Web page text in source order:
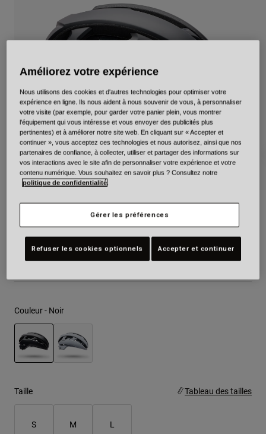
Motocross
Rétro
Pièces détachées
Voir tout
Route et Gravel
BMX
Pièces détachées
Voir tout
XR Spherical Solid
Article n°39215
249,99 €
Couleur - Noir
Taille Tableau des tailles
S M L
Améliorez votre expérience
Nous utilisons des cookies et d'autres technologies pour optimiser votre
expérience en ligne. Ils nous aident à nous souvenir de vous, à personnaliser
votre visite (par exemple, pour garder votre panier plein, vous montrer
l'équipement qui vous intéresse et vous envoyer des publicités plus
pertinentes) et à améliorer notre site web. En cliquant sur « Accepter et
continuer », vous acceptez ces technologies et nous autorisez, ainsi que nos
partenaires de confiance, à collecter, utiliser et partager des informations sur
vos interactions avec le site afin de personnaliser votre expérience et votre
contenu numérique. Vous souhaitez en savoir plus ? Consultez notre
politique de confidentialité.
Gérer les préférences
Refuser les cookies optionnels Accepter et continuer